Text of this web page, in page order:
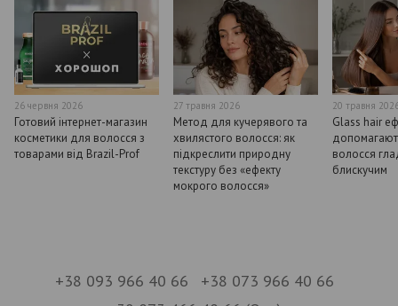
26 червня 2026
Готовий інтернет-магазин
косметики для волосся з
товарами від Brazil-Prof
27 травня 2026
Метод для кучерявого та
хвилястого волосся: як
підкреслити природну
текстуру без «ефекту
мокрого волосся»
20 травня
Glass hair
волосся
блискучим
+38 093 966 40 66
+38 073 966 40 66